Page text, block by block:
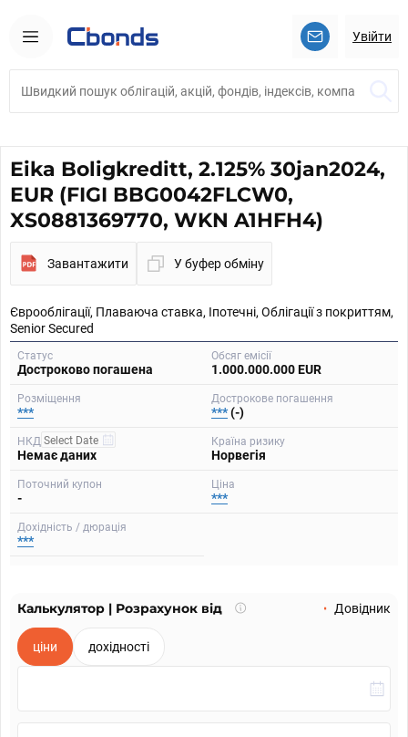
Увійти
Eika Boligkreditt, 2.125% 30jan2024,
EUR (FIGI BBG0042FLCW0,
XS0881369770, WKN A1HFH4)
Завантажити У буфер обміну
Єврооблігації, Плаваюча ставка, Іпотечні, Облігації з покриттям,
Senior Secured
Статус
Достроково погашена
Обсяг емісії
1.000.000.000 EUR
Розміщення
***
Дострокове погашення
***(-)
НКД
Немає даних
Країна ризику
Норвегія
Поточний купон
-
Ціна
***
Дохідність / дюрація
***
Калькулятор | Розрахунок від
Що
Довідник
ціни дохідності